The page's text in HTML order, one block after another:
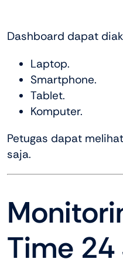
Dashboard dapat
Laptop.
Smartphone.
Tablet.
Komputer.
Petugas dapat
saja.
Time 24